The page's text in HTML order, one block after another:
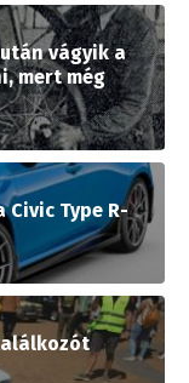
után vágyik a
mert még
Type R-